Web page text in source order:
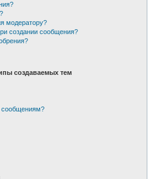
модератору?
создании сообщения?
создаваемых тем
сообщениям?